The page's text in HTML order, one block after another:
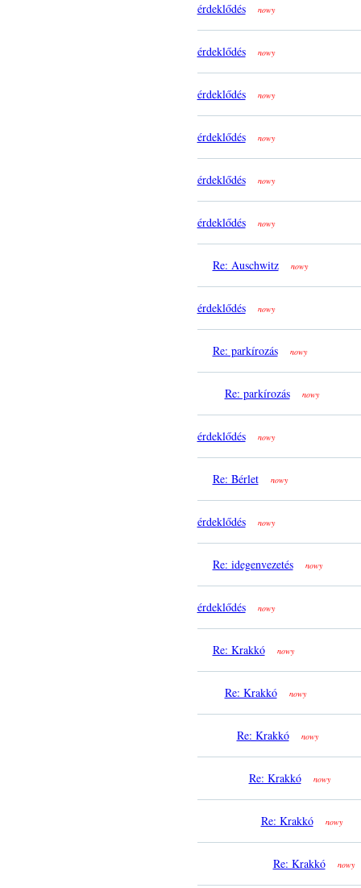
érdeklődés nowy
érdeklődés nowy
érdeklődés nowy
érdeklődés nowy
érdeklődés nowy
érdeklődés nowy
Re: Auschwitz nowy
érdeklődés nowy
Re: parkírozás nowy
Re: parkírozás nowy
érdeklődés nowy
Re: Bérlet nowy
érdeklődés nowy
Re: idegenvezetés nowy
érdeklődés nowy
Re: Krakkó nowy
Re: Krakkó nowy
Re: Krakkó nowy
Re: Krakkó nowy
Re: Krakkó nowy
Re: Krakkó nowy